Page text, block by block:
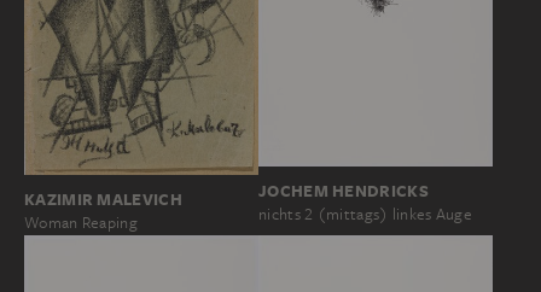
KAZIMIR MALEVICH
Woman Reaping
JOCHEM HENDRICKS
nichts 2 (mittags) linkes Auge